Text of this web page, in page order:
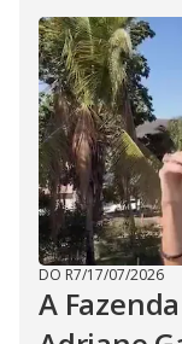
DO R7/17/07/2026
A